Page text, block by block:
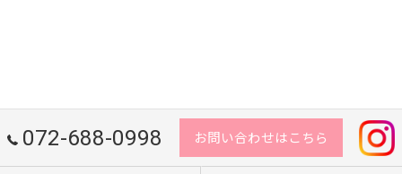
072-688-0998 お問い合わせはこちら